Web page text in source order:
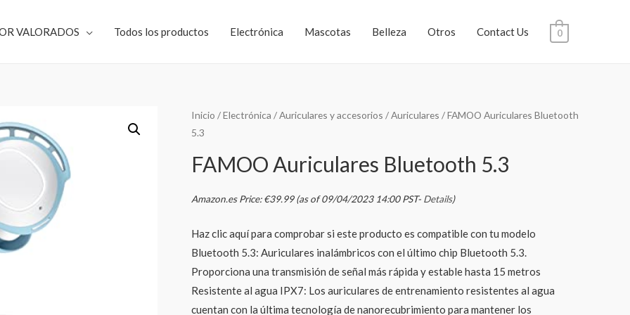
VALORADOS Todos los productos Electrónica Mascotas Belleza Otros Contact Us 0
Inicio /Electrónica /Auriculares y accesorios /Auriculares / FAMOO Auriculares Bluetooth
5.3
FAMOO Auriculares Bluetooth 5.3
Amazon.es Price:€39.99(as of 09/04/2023 14:00 PST- Details)
Haz clic aquí para comprobar si este producto es compatible con tu modelo
Bluetooth 5.3: Auriculares inalámbricos con el último chip Bluetooth 5.3.
Proporciona una transmisión de señal más rápida y estable hasta 15 metros
Resistente al agua IPX7: Los auriculares de entrenamiento resistentes al agua
cuentan con la última tecnología de nanorecubrimiento para mantener los